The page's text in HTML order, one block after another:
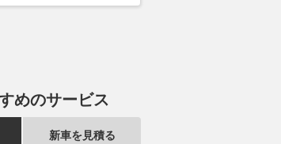
めのサービス
新車を見積る